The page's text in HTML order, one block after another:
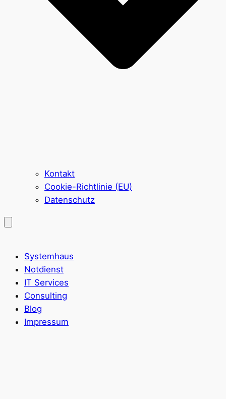
Kontakt
Cookie-Richtlinie (EU)
Datenschutz
Systemhaus
Notdienst
IT Services
Consulting
Blog
Impressum